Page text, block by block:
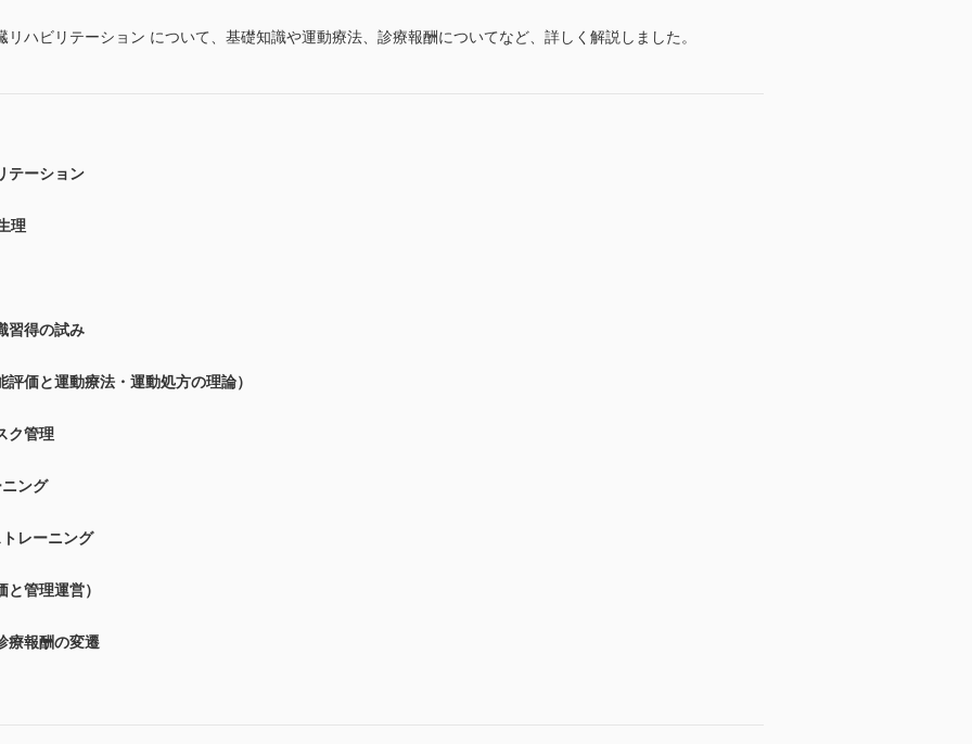
ハビリテーション について、基礎知識や運動療法、診療報酬についてなど、詳しく解説しました。
テーション
理
習得の試み
価と運動療法・運動処方の理論）
ク管理
ング
レーニング
管理運営）
療報酬の変遷